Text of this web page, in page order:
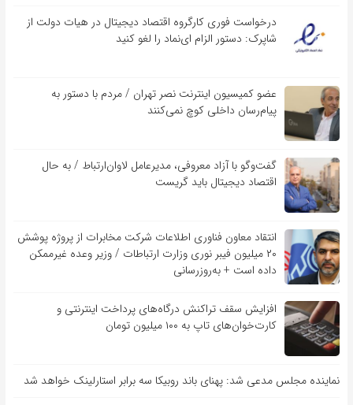
درخواست فوری کارگروه اقتصاد دیجیتال در هیات دولت از
شاپرک: دستور الزام ای‌نماد را لغو کنید
عضو کمیسیون اینترنت نصر تهران / مردم با دستور به
پیام‌رسان داخلی کوچ نمی‌کنند
گفت‌و‌گو با آزاد معروفی، مدیرعامل لاوان‌ارتباط / به حال
اقتصاد دیجیتال باید گریست
انتقاد معاون فناوری اطلاعات شرکت مخابرات از پروژه پوشش
۲۰ میلیون فیبر نوری وزارت ارتباطات / وزیر وعده غیرممکن
داده است + به‌روزرسانی
افزایش سقف تراکنش درگاه‌های پرداخت اینترنتی و
کارت‌خوان‌های تاپ به ۱۰۰ میلیون تومان
نماینده مجلس مدعی شد: پهنای باند روبیکا سه برابر استارلینک خواهد شد